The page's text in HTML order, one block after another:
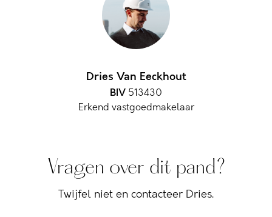
Dries Van Eeckhout
BIV 513430
Erkend vastgoedmakelaar
Vragen over dit pand?
Twijfel niet en contacteer Dries.